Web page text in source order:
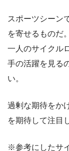
スポーツシーン
を寄せるものだ。
一人のサイクル
手の活躍を見る
い。
過剰な期待をか
を期待して注目
※参考にしたサ